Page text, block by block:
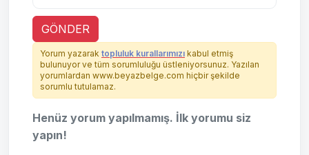
GÖNDER
Yorum yazarak topluluk kurallarımızı kabul etmiş
bulunuyor ve tüm sorumluluğu üstleniyorsunuz. Yazılan
yorumlardan www.beyazbelge.com hiçbir şekilde
sorumlu tutulamaz.
Henüz yorum yapılmamış. İlk yorumu siz
yapın!